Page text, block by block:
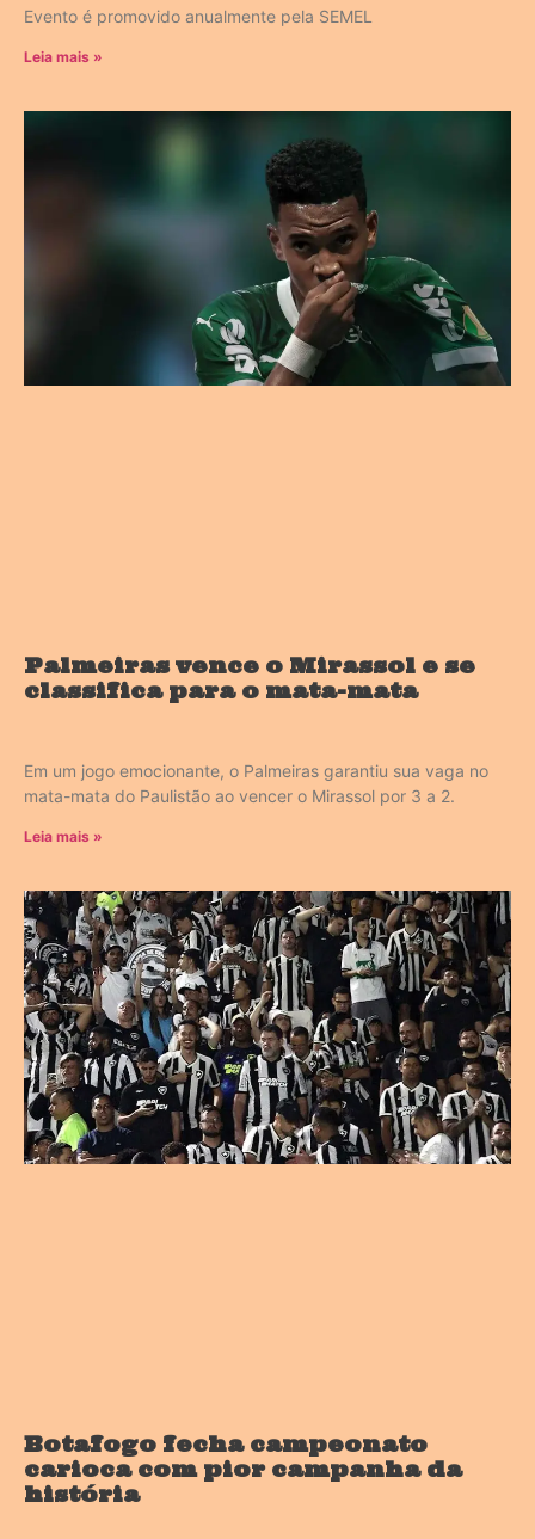
Evento é promovido anualmente pela SEMEL
Leia mais »
Palmeiras vence o Mirassol e se
classifica para o mata-mata
Em um jogo emocionante, o Palmeiras garantiu sua vaga no
mata-mata do Paulistão ao vencer o Mirassol por 3 a 2.
Leia mais »
Botafogo fecha campeonato
carioca com pior campanha da
história